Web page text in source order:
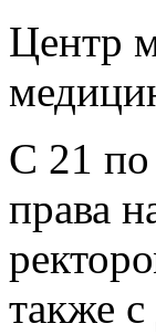
Центр
С 21 по
права
также